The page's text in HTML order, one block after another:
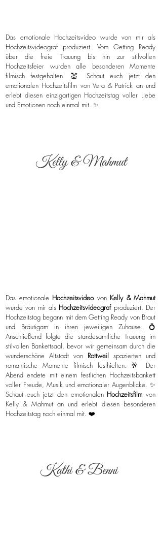
Das emotionale Hochzeitsvideo wurde von mir als
Hochzeitsvideograf produziert. Vom Getting Ready
über die freie Trauung bis hin zur stilvollen
Hochzeitsfeier wurden alle besonderen Momente
filmisch festgehalten. 💒 Schaut euch jetzt den
emotionalen Hochzeitsfilm von Vera & Patrick an und
erlebt diesen einzigartigen Hochzeitstag voller Liebe
und Emotionen noch einmal mit. ✨
Kelly & Mahmut
Das emotionale Hochzeitsvideovon Kelly & Mahmut
wurde von mir als Hochzeitsvideograf produziert. Der
Hochzeitstag begann mit dem Getting Ready von Braut
und Bräutigam in ihren jeweiligen Zuhause. 💍
Anschließend folgte die standesamtliche Trauung im
stilvollen Bankettsaal, bevor wir gemeinsam durch die
wunderschöne Altstadt von Rottweil spazierten und
romantische Momente filmisch festhielten. 🥂 Der
Abend endete mit einem festlichen Hochzeitsbankett
voller Freude, Musik und emotionaler Augenblicke. ✨
Schaut euch jetzt den emotionalen Hochzeitsfilmvon
Kelly & Mahmut an und erlebt diesen besonderen
Hochzeitstag noch einmal mit. ❤️
Kathi & Benni